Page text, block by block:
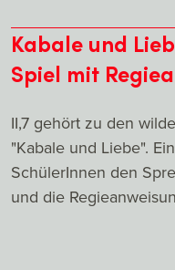
Kabale und
Spiel mit
II,7 gehört zu den
"Kabale und Liebe".
SchülerInnen den
und die